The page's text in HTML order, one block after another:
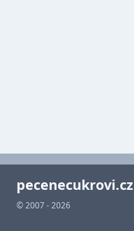
pecenecukrovi.cz
© 2007 - 2026